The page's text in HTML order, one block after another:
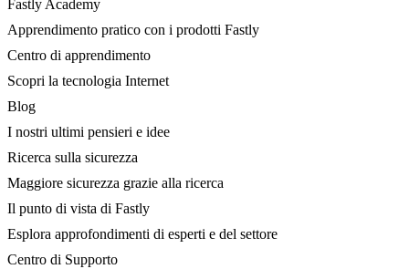
Fastly Academy
Apprendimento pratico con i prodotti Fastly
Centro di apprendimento
Scopri la tecnologia Internet
Blog
I nostri ultimi pensieri e idee
Ricerca sulla sicurezza
Maggiore sicurezza grazie alla ricerca
Il punto di vista di Fastly
Esplora approfondimenti di esperti e del settore
Centro di Supporto